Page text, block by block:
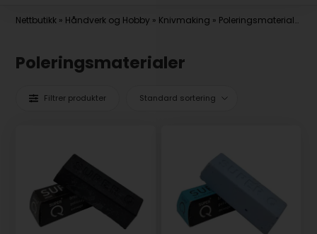
Nettbutikk » Håndverk og Hobby » Knivmaking » Poleringsmaterialer
Poleringsmaterialer
Filtrer produkter